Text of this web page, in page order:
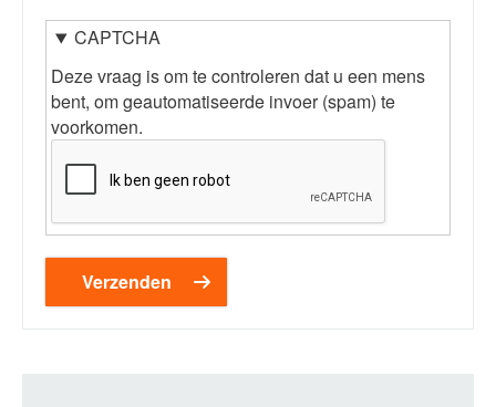
CAPTCHA
Deze vraag is om te controleren dat u een mens
bent, om geautomatiseerde invoer (spam) te
voorkomen.